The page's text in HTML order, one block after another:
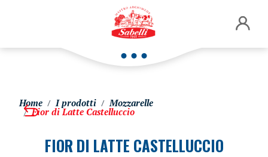
Home I prodotti Mozzarelle
Fior di Latte Castelluccio
FIOR DI LATTE CASTELLUCCIO